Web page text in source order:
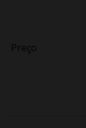
Preço